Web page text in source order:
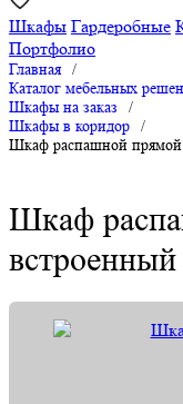
Шкафы Гардеробные
Портфолио
Главная
/
Каталог мебельных
Шкафы на заказ
/
Шкафы в коридор
/
Шкаф распашной прямой
Шкаф
встроенный